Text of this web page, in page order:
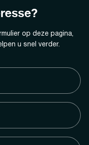
op deze pagina,
u snel verder.